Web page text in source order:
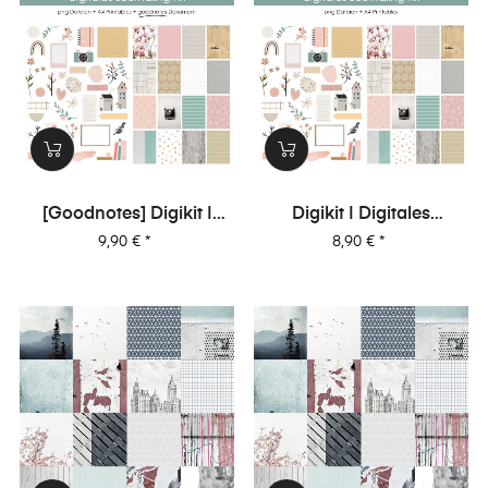
[Goodnotes] Digikit |
Digitales Journalingkit -
Preis
9,90 € *
Digikit | Digitales
Journalingkit -
Preis
8,90 € *